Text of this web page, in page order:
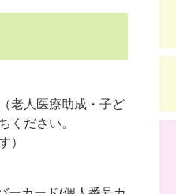
老人医療助成・子ど
ください。
）